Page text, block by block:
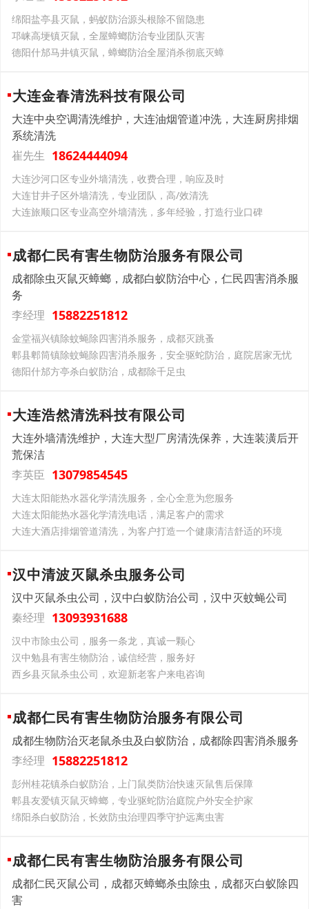
绵阳盐亭县灭鼠，蚂蚁防治源头根除不留隐患
邛崃高埂镇灭鼠，全屋蟑螂防治专业团队灭害
德阳什邡马井镇灭鼠，蟑螂防治全屋消杀彻底灭蟑
大连金春清洗科技有限公司
大连中央空调清洗维护，大连油烟管道冲洗，大连厨房排烟
系统清洗
崔先生 18624444094
大连沙河口区专业外墙清洗，收费合理，响应及时
大连甘井子区外墙清洗，专业团队，高/效清洗
大连旅顺口区专业高空外墙清洗，多年经验，打造行业口碑
成都仁民有害生物防治服务有限公司
成都除虫灭鼠灭蟑螂，成都白蚁防治中心，仁民四害消杀服
务
李经理 15882251812
金堂福兴镇除蚊蝇除四害消杀服务，成都灭跳蚤
郫县郫筒镇除蚊蝇除四害消杀服务，安全驱蛇防治，庭院居家无忧
德阳什邡方亭杀白蚁防治，成都除千足虫
大连浩然清洗科技有限公司
大连外墙清洗维护，大连大型厂房清洗保养，大连装潢后开
荒保洁
李英臣 13079854545
大连太阳能热水器化学清洗服务，全心全意为您服务
大连太阳能热水器化学清洗电话，满足客户的需求
大连大酒店排烟管道清洗，为客户打造一个健康清洁舒适的环境
汉中清波灭鼠杀虫服务公司
汉中灭鼠杀虫公司，汉中白蚁防治公司，汉中灭蚊蝇公司
秦经理 13093931688
汉中市除虫公司，服务一条龙，真诚一颗心
汉中勉县有害生物防治，诚信经营，服务好
西乡县灭鼠杀虫公司，欢迎新老客户来电咨询
成都仁民有害生物防治服务有限公司
成都生物防治灭老鼠杀虫及白蚁防治，成都除四害消杀服务
李经理 15882251812
彭州桂花镇杀白蚁防治，上门鼠类防治快速灭鼠售后保障
郫县友爱镇灭鼠灭蟑螂，专业驱蛇防治庭院户外安全护家
绵阳杀白蚁防治，长效防虫治理四季守护远离虫害
成都仁民有害生物防治服务有限公司
成都仁民灭鼠公司，成都灭蟑螂杀虫除虫，成都灭白蚁除四
害